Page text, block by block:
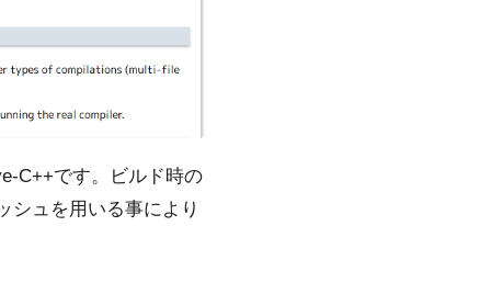
C++です。ビルド時の
シュを用いる事により